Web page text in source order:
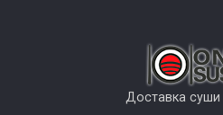
Доставка суши